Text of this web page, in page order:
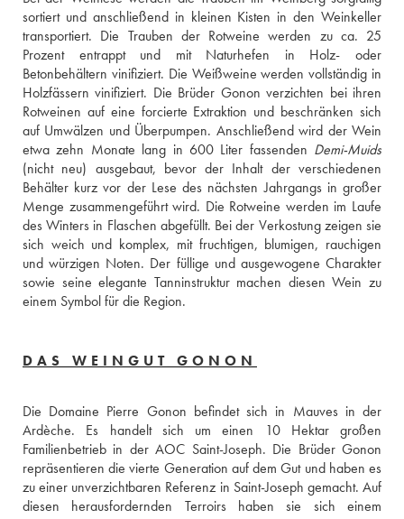
sortiert und anschließend in kleinen Kisten in den Weinkeller
transportiert. Die Trauben der Rotweine werden zu ca. 25
Prozent entrappt und mit Naturhefen in Holz- oder
Betonbehältern vinifiziert. Die Weißweine werden vollständig in
Holzfässern vinifiziert. Die Brüder Gonon verzichten bei ihren
Rotweinen auf eine forcierte Extraktion und beschränken sich
auf Umwälzen und Überpumpen. Anschließend wird der Wein
etwa zehn Monate lang in 600 Liter fassenden Demi-Muids
(nicht neu) ausgebaut, bevor der Inhalt der verschiedenen
Behälter kurz vor der Lese des nächsten Jahrgangs in großer
Menge zusammengeführt wird. Die Rotweine werden im Laufe
des Winters in Flaschen abgefüllt. Bei der Verkostung zeigen sie
sich weich und komplex, mit fruchtigen, blumigen, rauchigen
und würzigen Noten. Der füllige und ausgewogene Charakter
sowie seine elegante Tanninstruktur machen diesen Wein zu
DAS WEINGUT GONON
Die Domaine Pierre Gonon befindet sich in Mauves in der
Ardèche. Es handelt sich um einen 10 Hektar großen
Familienbetrieb in der AOC Saint-Joseph. Die Brüder Gonon
repräsentieren die vierte Generation auf dem Gut und haben es
zu einer unverzichtbaren Referenz in Saint-Joseph gemacht. Auf
diesen herausfordernden Terroirs haben sie sich einem